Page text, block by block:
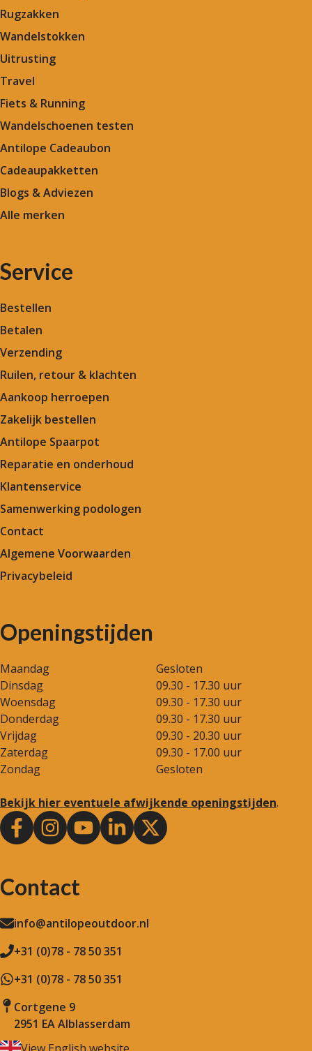
Rugzakken
Wandelstokken
Uitrusting
Travel
Fiets & Running
Wandelschoenen testen
Antilope Cadeaubon
Cadeaupakketten
Blogs & Adviezen
Alle merken
Service
Bestellen
Betalen
Verzending
Ruilen, retour & klachten
Aankoop herroepen
Zakelijk bestellen
Antilope Spaarpot
Reparatie en onderhoud
Klantenservice
Samenwerking podologen
Contact
Algemene Voorwaarden
Privacybeleid
Openingstijden
Maandag
Gesloten
Dinsdag
09.30 - 17.30 uur
Woensdag
09.30 - 17.30 uur
Donderdag
09.30 - 17.30 uur
Vrijdag
09.30 - 20.30 uur
Zaterdag
09.30 - 17.00 uur
Zondag
Gesloten
Bekijk hier eventuele afwijkende openingstijden.
Contact
info@antilopeoutdoor.nl
+31 (0)78 - 78 50 351
+31 (0)78 - 78 50 351
Cortgene 9
2951 EA Alblasserdam
View English website